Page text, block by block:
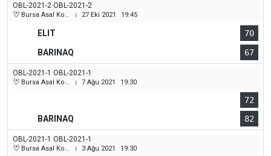
OBL-2021-2 OBL-2021-2
Bursa Asal Koleji Spor Salonu | 27 Eki 2021 19:45
ELIT
70
BARINAQ
67
OBL-2021-1 OBL-2021-1
Bursa Asal Koleji Spor Salonu | 7 Ağu 2021 19:30
72
BARINAQ
82
OBL-2021-1 OBL-2021-1
Bursa Asal Koleji Spor Salonu | 3 Ağu 2021 19:30